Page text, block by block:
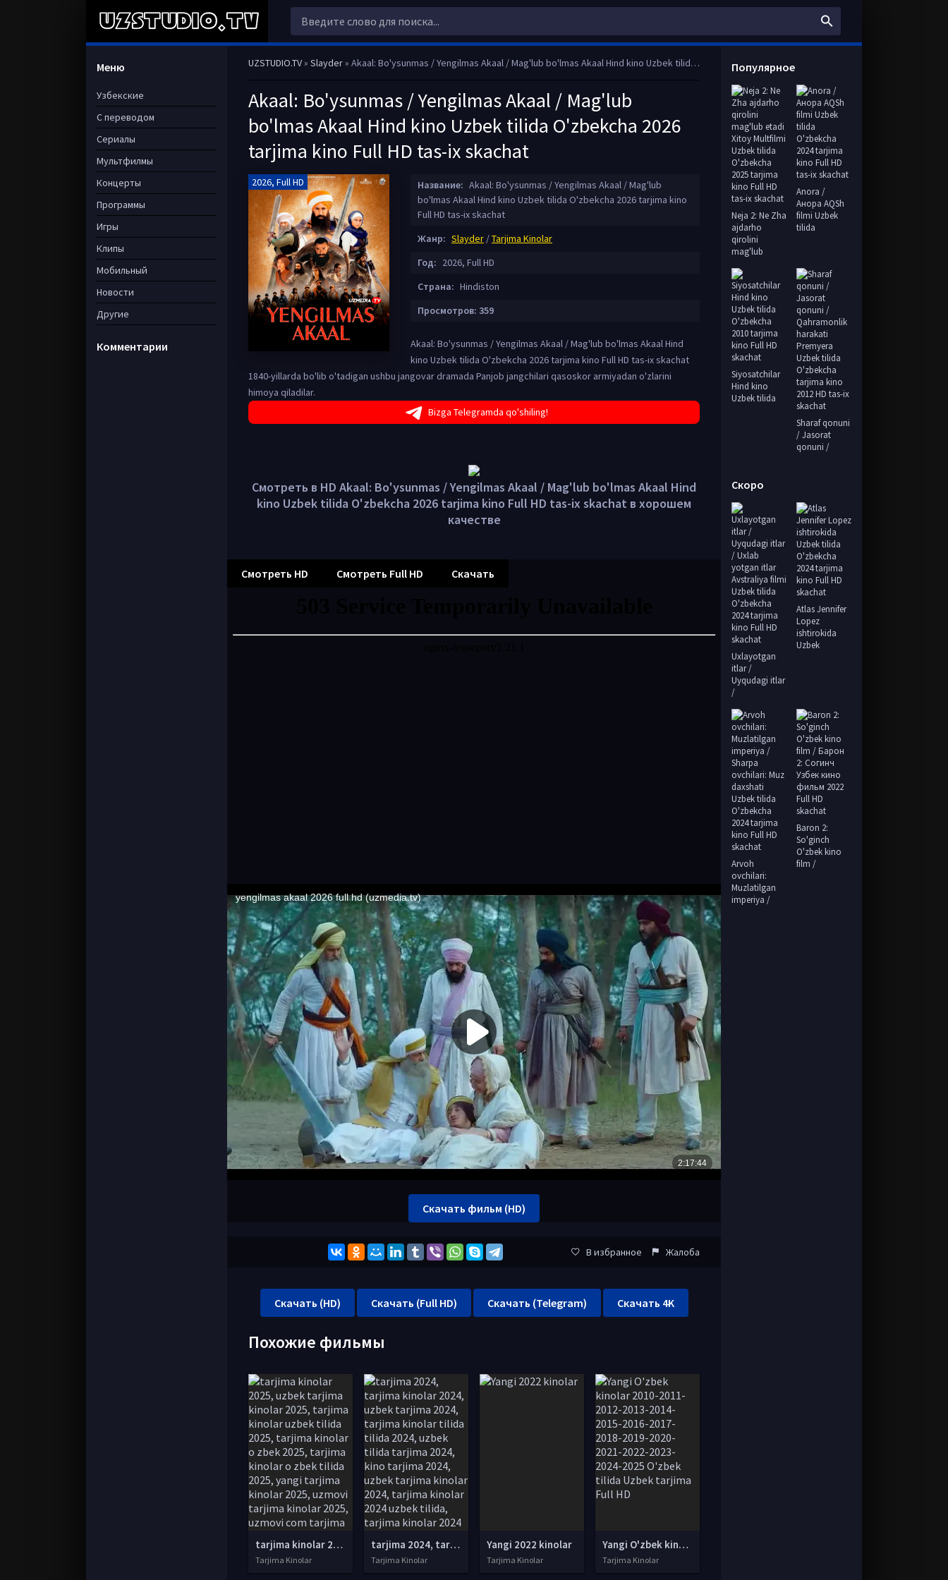
UZSTUDIO.TV» Slayder» Akaal: Bo'ysunmas / Yengilmas Akaal / Mag'lub bo'lmas Akaal Hind kino Uzbek tilida O'zbekcha 2026 tarjima kino Full HD tas-ix skachat
Akaal: Bo'ysunmas / Yengilmas Akaal / Mag'lub
bo'lmas Akaal Hind kino Uzbek tilida O'zbekcha 2026
tarjima kino Full HD tas-ix skachat
2026, Full HD Название: Akaal: Bo'ysunmas / Yengilmas Akaal / Mag'lub
bo'lmas Akaal Hind kino Uzbek tilida O'zbekcha 2026 tarjima kino
Full HD tas-ix skachat
Жанр: Slayder /Tarjima Kinolar
Год: 2026, Full HD
Страна: Hindiston
Просмотров: 359
Akaal: Bo'ysunmas / Yengilmas Akaal / Mag'lub bo'lmas Akaal Hind
kino Uzbek tilida O'zbekcha 2026 tarjima kino Full HD tas-ix skachat
1840-yillarda bo'lib o'tadigan ushbu jangovar dramada Panjob jangchilari qasoskor armiyadan o'zlarini
himoya qiladilar.
Bizga Telegramda qo'shiling!
Смотреть в HD Akaal: Bo'ysunmas / Yengilmas Akaal / Mag'lub bo'lmas Akaal Hind
kino Uzbek tilida O'zbekcha 2026 tarjima kino Full HD tas-ix skachat в хорошем
качестве
Смотреть HD Смотреть Full HD Скачать
Скачать фильм (HD)
В избранное Жалоба
Скачать (HD) Скачать (Full HD) Скачать (Telegram) Скачать 4K
Похожие фильмы
tarjima kinolar 2025, uzbek tarjima kinolar 2025, tarjima kinolar uzbek tilida 2025, tarjima kinolar o zbek 2025, tarjima kinolar o zbek tilida 2025, yangi tarjima kinolar 2025, uzmovi tarjima kinolar 2025, uzmovi com tarjima kinolar 2025, uzbekcha t
Tarjima Kinolar
tarjima 2024, tarjima kinolar 2024, uzbek tarjima 2024, tarjima kinolar tilida tilida 2024, uzbek tilida tarjima 2024, kino tarjima 2024, uzbek tarjima kinolar 2024, tarjima kinolar 2024 uzbek tilida, tarjima kinolar 2024 o zbek, tarjima kinolar 2024
Tarjima Kinolar
Yangi 2022 kinolar
Tarjima Kinolar
Yangi O'zbek kinolar 2010-2011-2012-2013-2014-2015-2016-2017-2018-2019-2020-2021-2022-2023-2024-2025 O'zbek tilida Uzbek tarjima Full HD
Tarjima Kinolar
Меню
Узбекские
С переводом
Сериалы
Мультфилмы
Концерты
Программы
Игры
Клипы
Мобильный
Новости
Другие
Комментарии
Популярное
Neja 2: Ne Zha
ajdarho
qirolini
mag'lub
Anora /
Анора AQSh
filmi Uzbek
tilida
Siyosatchilar
Hind kino
Uzbek tilida
Sharaf qonuni
/ Jasorat
qonuni /
Скоро
Uxlayotgan
itlar /
Uyqudagi itlar
/
Atlas Jennifer
Lopez
ishtirokida
Uzbek
Arvoh
ovchilari:
Muzlatilgan
imperiya /
Baron 2:
So'ginch
O'zbek kino
film /